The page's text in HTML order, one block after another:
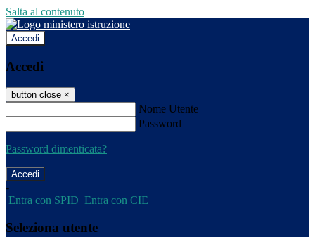
Salta al contenuto
Accedi
Accedi
button close ×
Nome Utente
Password
Password dimenticata?
-
Entra con SPID Entra con CIE
Seleziona utente